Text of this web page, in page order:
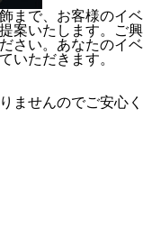
まで、お客様のイベ
案いたします。ご興
さい。あなたのイベ
いただきます。
ませんのでご安心く